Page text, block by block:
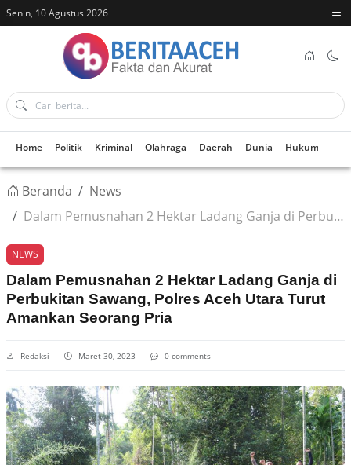
Senin, 10 Agustus 2026
Home Politik Kriminal Olahraga Daerah Dunia Hukum
Beranda
News
Dalam Pemusnahan 2 Hektar Ladang Ganja di Perbukitan Sawang, Polres Aceh Utara Turut Amankan Seorang Pria
NEWS
Dalam Pemusnahan 2 Hektar Ladang Ganja di
Perbukitan Sawang, Polres Aceh Utara Turut
Amankan Seorang Pria
Redaksi Maret 30, 2023 0 comments